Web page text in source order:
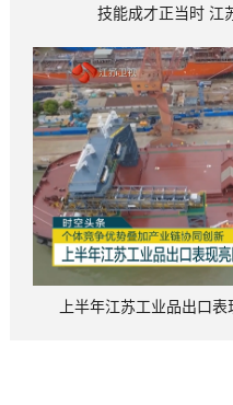
技能成才正当时 江
上半年江苏工业品出口